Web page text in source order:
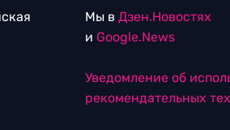
Мы в Дзен.Новостях
и Google.News
Уведомление об
рекомендательных